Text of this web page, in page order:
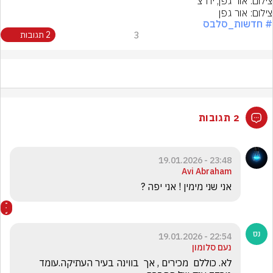
צילום: אור גפן
# חדשות_סלבס
3 2 תגובות
2 תגובות
23:48 - 19.01.2026
Avi Abraham
אני שני מימין ! אני יפה ?
22:54 - 19.01.2026
נעם סלומון